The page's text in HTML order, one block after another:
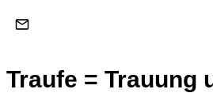
Traufe = Trauung